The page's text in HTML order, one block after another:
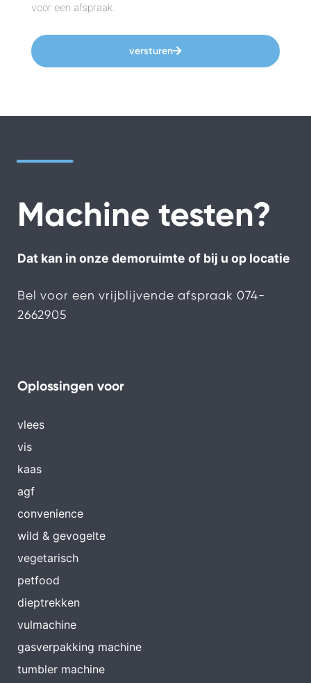
voor een afspraak.
versturen
Machine testen?
Dat kan in onze demoruimte of bij u op locatie
Bel voor een vrijblijvende afspraak 074-
2662905
Oplossingen voor
vlees
vis
kaas
agf
convenience
wild & gevogelte
vegetarisch
petfood
dieptrekken
vulmachine
gasverpakking machine
tumbler machine